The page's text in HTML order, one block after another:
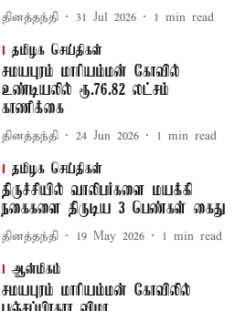
தினத்தந்தி 31 Jul 2026 1 min read
தமிழக செய்திகள்
சமயபுரம் மாரியம்மன் கோவில்
உண்டியலில் ரூ.76.82 லட்சம்
காணிக்கை
தினத்தந்தி 24 Jun 2026 1 min read
தமிழக செய்திகள்
திருச்சியில் வாலிபர்களை மயக்கி
நகைகளை திருடிய 3 பெண்கள் கைது
தினத்தந்தி 19 May 2026 1 min read
ஆன்மிகம்
சமயபுரம் மாரியம்மன் கோவிலில்